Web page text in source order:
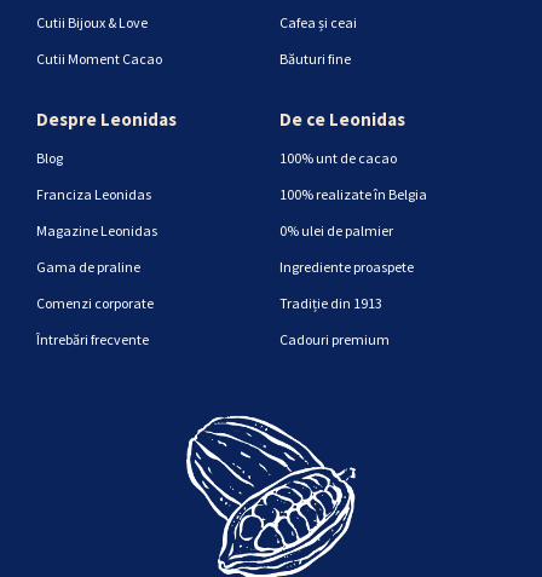
Cutii Bijoux & Love
Cutii Moment Cacao
Cafea și ceai
Băuturi fine
Despre Leonidas
Blog
Franciza Leonidas
Magazine Leonidas
Gama de praline
Comenzi corporate
Întrebări frecvente
De ce Leonidas
100% unt de cacao
100% realizate în Belgia
0% ulei de palmier
Ingrediente proaspete
Tradiție din 1913
Cadouri premium